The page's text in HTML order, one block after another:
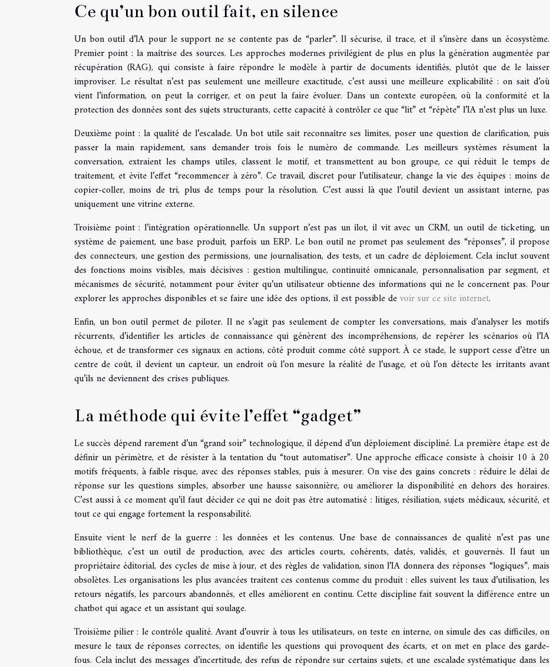
Ce qu’un bon outil fait, en silence
Un bon outil d’IA pour le support ne se contente pas de “parler”. Il sécurise, il trace, et il s’insère dans un écosystème.
Premier point : la maîtrise des sources. Les approches modernes privilégient de plus en plus la génération augmentée par
récupération (RAG), qui consiste à faire répondre le modèle à partir de documents identifiés, plutôt que de le laisser
improviser. Le résultat n’est pas seulement une meilleure exactitude, c’est aussi une meilleure explicabilité : on sait d’où
vient l’information, on peut la corriger, et on peut la faire évoluer. Dans un contexte européen, où la conformité et la
protection des données sont des sujets structurants, cette capacité à contrôler ce que “lit” et “répète” l’IA n’est plus un luxe.
Deuxième point : la qualité de l’escalade. Un bot utile sait reconnaître ses limites, poser une question de clarification, puis
passer la main rapidement, sans demander trois fois le numéro de commande. Les meilleurs systèmes résument la
conversation, extraient les champs utiles, classent le motif, et transmettent au bon groupe, ce qui réduit le temps de
traitement, et évite l’effet “recommencer à zéro”. Ce travail, discret pour l’utilisateur, change la vie des équipes : moins de
copier-coller, moins de tri, plus de temps pour la résolution. C’est aussi là que l’outil devient un assistant interne, pas
uniquement une vitrine externe.
Troisième point : l’intégration opérationnelle. Un support n’est pas un îlot, il vit avec un CRM, un outil de ticketing, un
système de paiement, une base produit, parfois un ERP. Le bon outil ne promet pas seulement des “réponses”, il propose
des connecteurs, une gestion des permissions, une journalisation, des tests, et un cadre de déploiement. Cela inclut souvent
des fonctions moins visibles, mais décisives : gestion multilingue, continuité omnicanale, personnalisation par segment, et
mécanismes de sécurité, notamment pour éviter qu’un utilisateur obtienne des informations qui ne le concernent pas. Pour
explorer les approches disponibles et se faire une idée des options, il est possible devoir sur ce site internet.
Enfin, un bon outil permet de piloter. Il ne s’agit pas seulement de compter les conversations, mais d’analyser les motifs
récurrents, d’identifier les articles de connaissance qui génèrent des incompréhensions, de repérer les scénarios où l’IA
échoue, et de transformer ces signaux en actions, côté produit comme côté support. À ce stade, le support cesse d’être un
centre de coût, il devient un capteur, un endroit où l’on mesure la réalité de l’usage, et où l’on détecte les irritants avant
qu’ils ne deviennent des crises publiques.
La méthode qui évite l’effet “gadget”
Le succès dépend rarement d’un “grand soir” technologique, il dépend d’un déploiement discipliné. La première étape est de
définir un périmètre, et de résister à la tentation du “tout automatiser”. Une approche efficace consiste à choisir 10 à 20
motifs fréquents, à faible risque, avec des réponses stables, puis à mesurer. On vise des gains concrets : réduire le délai de
réponse sur les questions simples, absorber une hausse saisonnière, ou améliorer la disponibilité en dehors des horaires.
C’est aussi à ce moment qu’il faut décider ce qui ne doit pas être automatisé : litiges, résiliation, sujets médicaux, sécurité, et
tout ce qui engage fortement la responsabilité.
Ensuite vient le nerf de la guerre : les données et les contenus. Une base de connaissances de qualité n’est pas une
bibliothèque, c’est un outil de production, avec des articles courts, cohérents, datés, validés, et gouvernés. Il faut un
propriétaire éditorial, des cycles de mise à jour, et des règles de validation, sinon l’IA donnera des réponses “logiques”, mais
obsolètes. Les organisations les plus avancées traitent ces contenus comme du produit : elles suivent les taux d’utilisation, les
retours négatifs, les parcours abandonnés, et elles améliorent en continu. Cette discipline fait souvent la différence entre un
chatbot qui agace et un assistant qui soulage.
Troisième pilier : le contrôle qualité. Avant d’ouvrir à tous les utilisateurs, on teste en interne, on simule des cas difficiles, on
mesure le taux de réponses correctes, on identifie les questions qui provoquent des écarts, et on met en place des garde-
fous. Cela inclut des messages d’incertitude, des refus de répondre sur certains sujets, et une escalade systématique dans les